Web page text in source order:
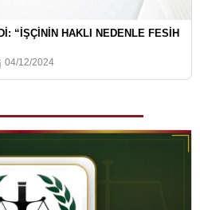
“İŞÇININ HAKLI NEDENLE FESIH
04/12/2024